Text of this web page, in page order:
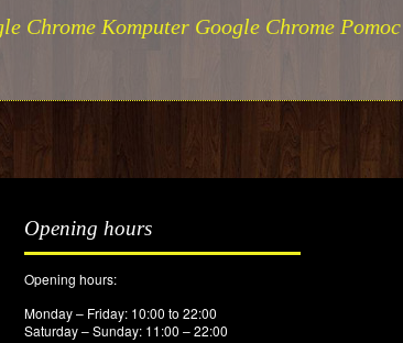
Chrome Komputer Google Chrome Pomoc
Opening hours
Opening hours:
Monday – Friday: 10:00 to 22:00
Saturday – Sunday: 11:00 – 22:00